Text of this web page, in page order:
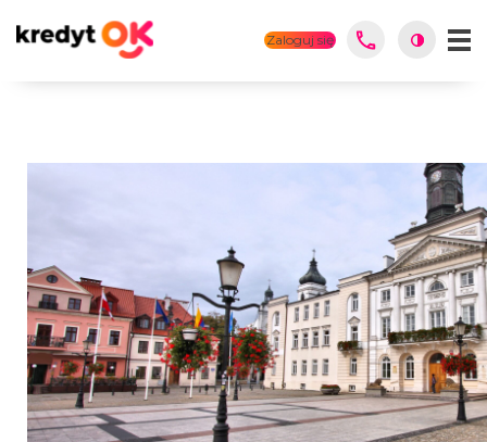
Zaloguj się